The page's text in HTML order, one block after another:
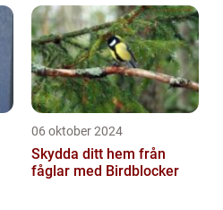
06 oktober 2024
Skydda ditt hem från
fåglar med Birdblocker